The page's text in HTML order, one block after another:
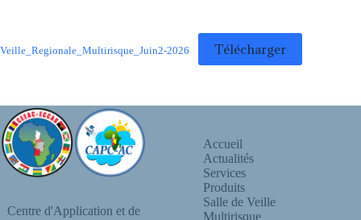
Veille_Regionale_Multirisque_Juin2-2026 Télécharger
Centre d'Application et de
Accueil
Actualités
Services
Produits
Salle de Veille
Multirisque